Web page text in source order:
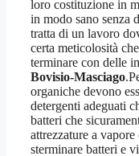
loro costituzione in
in modo sano senza
tratta di un lavoro
certa meticolosità
terminare con delle
Bovisio-Masciago
organiche devono
detergenti adeguati
batteri che
attrezzature a
sterminare batteri e